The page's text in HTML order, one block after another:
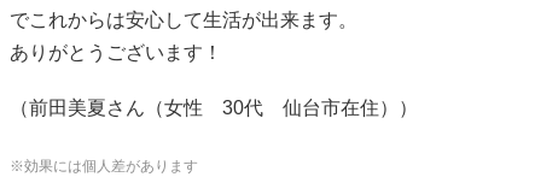
でこれからは安心して生活が出来ます。
ありがとうございます！
（前田美夏さん（女性 30代 仙台市在住））
※効果には個人差があります